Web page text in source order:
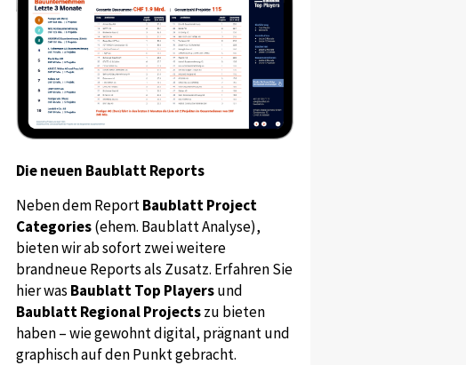
Die neuen Baublatt Reports
Neben dem ReportBaublatt Project
Categories(ehem. Baublatt Analyse),
bieten wir ab sofort zwei weitere
brandneue Reports als Zusatz. Erfahren Sie
hier was Baublatt Top Playersund
Baublatt Regional Projectszu bieten
haben – wie gewohnt digital, prägnant und
graphisch auf den Punkt gebracht.